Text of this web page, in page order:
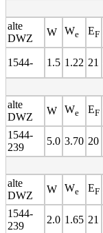
alte
DWZ
W We EF
1544- 1.5 1.22 21
alte
DWZ
W We EF
1544-
239
5.0 3.70 20
alte
DWZ
W We EF
1544-
239
2.0 1.65 21